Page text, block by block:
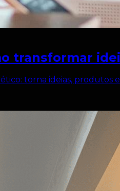
transformar
torna ideias, produtos